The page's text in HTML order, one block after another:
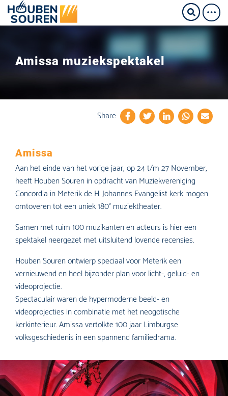
Amissa muziekspektakel
Share
Amissa
Aan het einde van het vorige jaar, op 24 t/m 27 November,
heeft Houben Souren in opdracht van Muziekvereniging
Concordia in Meterik de H. Johannes Evangelist kerk mogen
omtoveren tot een uniek 180° muziektheater.
Samen met ruim 100 muzikanten en acteurs is hier een
spektakel neergezet met uitsluitend lovende recensies.
Houben Souren ontwierp speciaal voor Meterik een
vernieuwend en heel bijzonder plan voor licht-, geluid- en
videoprojectie.
Spectaculair waren de hypermoderne beeld- en
videoprojecties in combinatie met het neogotische
kerkinterieur. Amissa vertolkte 100 jaar Limburgse
volksgeschiedenis in een spannend familiedrama.